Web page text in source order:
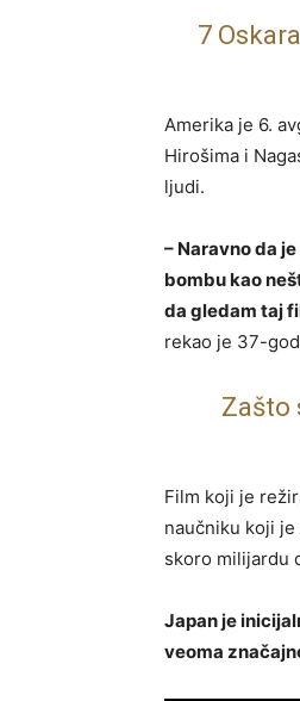
7
Amerika je 6.
Hirošima i
ljudi.
– Naravno da
bombu kao
da gledam taj
rekao je 37-
Zašto
Film koji je
naučniku koji
skoro milijardu
Japan je
veoma